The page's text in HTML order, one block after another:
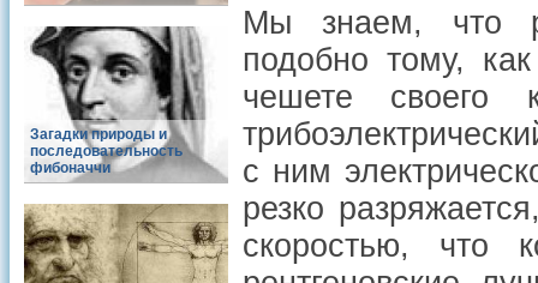
Загадки природы и
последовательность
фибоначчи
Мы знаем, что
подобно тому,
чешете своего
с ним
резко
скоростью, что